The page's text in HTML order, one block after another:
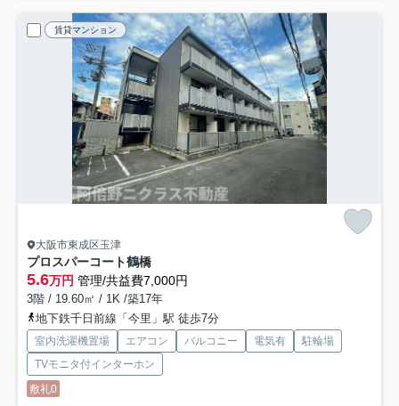
賃貸マンション
大阪市東成区玉津
プロスパーコート鶴橋
5.6万円 管理/共益費7,000円
3階 / 19.60㎡ / 1K /築17年
地下鉄千日前線「今里」駅 徒歩7分
室内洗濯機置場 エアコン バルコニー 電気有
駐輪場
TVモニタ付インターホン
敷礼0